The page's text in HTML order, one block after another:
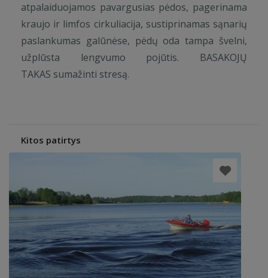
atpalaiduojamos pavargusias pėdos, pagerinama
kraujo ir limfos cirkuliacija, sustiprinamas sąnarių
paslankumas galūnėse, pėdų oda tampa švelni,
užplūsta lengvumo pojūtis. BASAKOJŲ
TAKAS sumažinti stresą.
Kitos patirtys